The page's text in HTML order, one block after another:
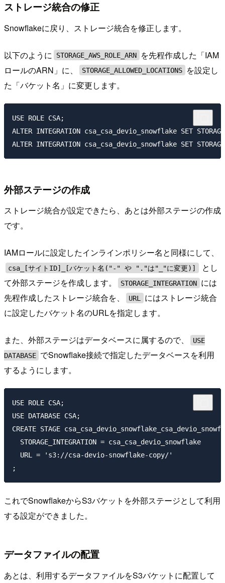
ストレージ統合の修正
Snowflakeに戻り、ストレージ統合を修正します。
以下のように STORAGE_AWS_ROLE_ARN
を先程作成した「IAM
ロールのARN」に、
STORAGE_ALLOWED_LOCATIONS
を設定し
た「バケット名」に変更します。
USE ROLE CSA;
ALTER INTEGRATION csa_csa_devio_snowflake SET
外部ステージの作成
ストレージ統合が設定できたら、あとは外部ステージの作成
です。
IAMロールに設定したインラインポリシー名と同様にして、
csa_[サイトID]_[バケット名("-" や "."は"_"に変更)]
とし
て外部ステージを作成します。
STORAGE_INTEGRATION には
先程作成したストレージ統合を、
URL
にはストレージ統合
に設定したバケット名のURLを指定します。
また、外部ステージはデータベースに属するので、
USE
DATABASE でSnowflake接続で指定したデータベースを利用
するようにします。
USE ROLE CSA;
USE DATABASE CSA;
CREATE STAGE
  STORAGE_INTEGRATION = csa_csa_devio_snowflake
  URL = 's3://csa-devio-snowflake-copy/'
これでSnowflakeからS3バケットを外部ステージとして利用
する設定ができました。
データファイルの配置
あとは、利用するデータファイルをS3バケットに配置して